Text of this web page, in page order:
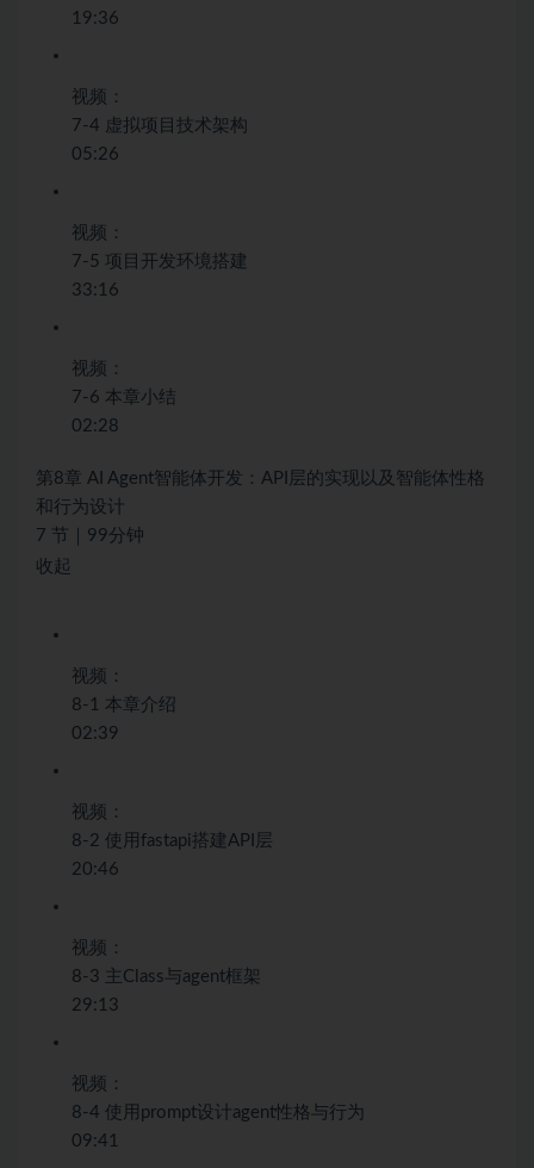
19:36
视频：
7-4 虚拟项目技术架构
05:26
视频：
7-5 项目开发环境搭建
33:16
视频：
7-6 本章小结
02:28
第8章 AI Agent智能体开发：API层的实现以及智能体性格
和行为设计
7 节｜99分钟
收起
视频：
8-1 本章介绍
02:39
视频：
8-2 使用fastapi搭建API层
20:46
视频：
8-3 主Class与agent框架
29:13
视频：
8-4 使用prompt设计agent性格与行为
09:41